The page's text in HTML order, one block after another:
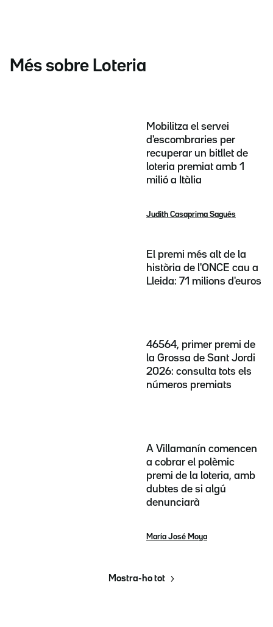
Més sobre Loteria
Mobilitza el servei
d'escombraries per
recuperar un bitllet de
loteria premiat amb 1
milió a Itàlia
Judith Casaprima Sagués
El premi més alt de la
història de l'ONCE cau a
Lleida: 71 milions d'euros
46564, primer premi de
la Grossa de Sant Jordi
2026: consulta tots els
números premiats
A Villamanín comencen
a cobrar el polèmic
premi de la loteria, amb
dubtes de si algú
denunciarà
María José Moya
Mostra-ho tot